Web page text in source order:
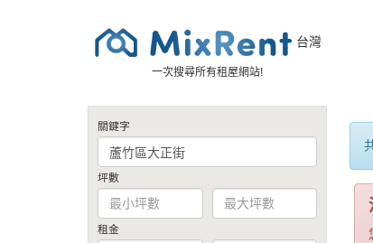
台灣
一次搜尋所有租屋網站!
關鍵字
坪數
租金